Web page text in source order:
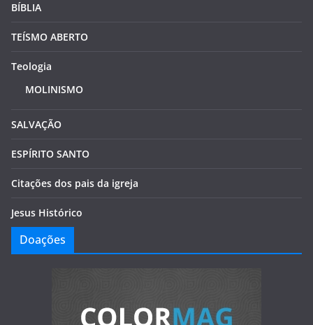
BÍBLIA
TEÍSMO ABERTO
Teologia
MOLINISMO
SALVAÇÃO
ESPÍRITO SANTO
Citações dos pais da igreja
Jesus Histórico
Doações